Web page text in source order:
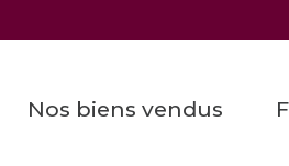
nos biens vendus